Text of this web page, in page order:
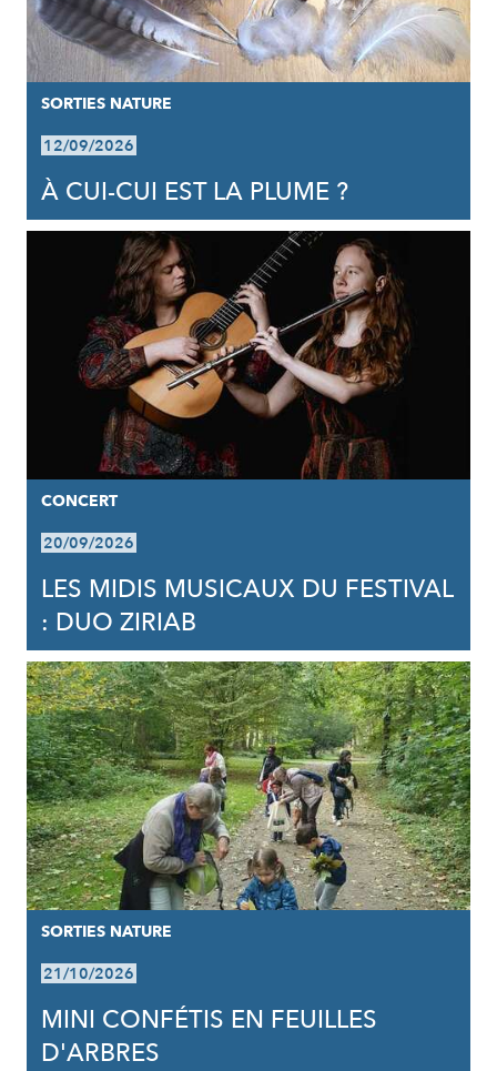
SORTIES NATURE
12/09/2026
À CUI-CUI EST LA PLUME ?
CONCERT
20/09/2026
LES MIDIS MUSICAUX DU FESTIVAL
: DUO ZIRIAB
SORTIES NATURE
21/10/2026
MINI CONFÉTIS EN FEUILLES
D'ARBRES